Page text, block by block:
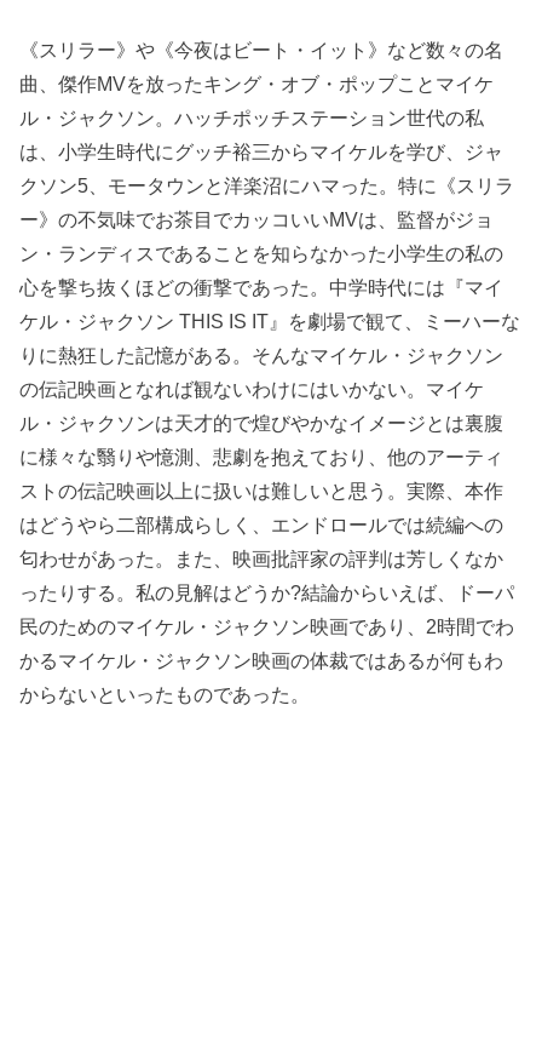
《スリラー》や《今夜はビート・イット》など数々の名
曲、傑作MVを放ったキング・オブ・ポップことマイケ
ル・ジャクソン。ハッチポッチステーション世代の私
は、小学生時代にグッチ裕三からマイケルを学び、ジャ
クソン5、モータウンと洋楽沼にハマった。特に《スリラ
ー》の不気味でお茶目でカッコいいMVは、監督がジョ
ン・ランディスであることを知らなかった小学生の私の
心を撃ち抜くほどの衝撃であった。中学時代には『マイ
ケル・ジャクソン THIS IS IT』を劇場で観て、ミーハーな
りに熱狂した記憶がある。そんなマイケル・ジャクソン
の伝記映画となれば観ないわけにはいかない。マイケ
ル・ジャクソンは天才的で煌びやかなイメージとは裏腹
に様々な翳りや憶測、悲劇を抱えており、他のアーティ
ストの伝記映画以上に扱いは難しいと思う。実際、本作
はどうやら二部構成らしく、エンドロールでは続編への
匂わせがあった。また、映画批評家の評判は芳しくなか
ったりする。私の見解はどうか?結論からいえば、ドーパ
民のためのマイケル・ジャクソン映画であり、2時間でわ
かるマイケル・ジャクソン映画の体裁ではあるが何もわ
からないといったものであった。